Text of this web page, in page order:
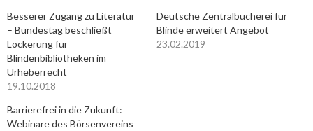
Besserer Zugang zu Literatur
– Bundestag beschließt
Lockerung für
Blindenbibliotheken im
Urheberrecht
19.10.2018
Deutsche Zentralbücherei für
Blinde erweitert Angebot
23.02.2019
Barrierefrei in die Zukunft:
Webinare des Börsenvereins